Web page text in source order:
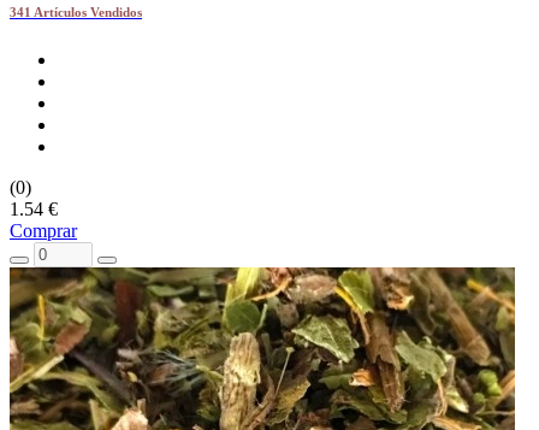
341 Artículos Vendidos
(0)
1.54 €
Comprar